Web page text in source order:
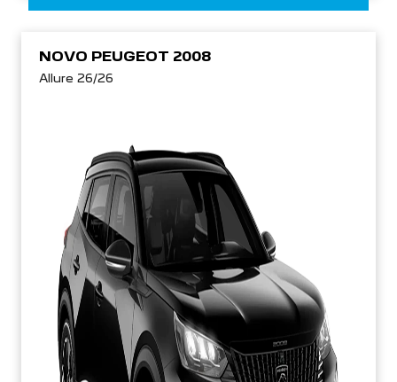
NOVO PEUGEOT 2008
Allure 26/26